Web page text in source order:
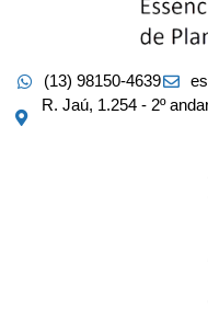
(13) 98150-4639
R. Jaú, 1.254 - 2º